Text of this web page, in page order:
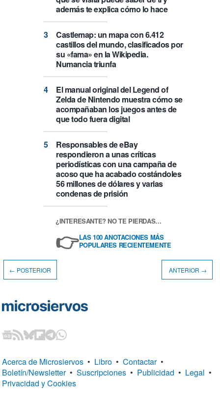
además te explica cómo lo hace
Castlemap: un mapa con 6.412
castillos del mundo, clasificados por
su «fama» en la Wikipedia.
Numancia triunfa
El manual original del Legend of
Zelda de Nintendo muestra cómo se
acompañaban los juegos antes de
que todo fuera digital
Responsables de eBay
respondieron a unas críticas
periodísticas con una campaña de
acoso que ha acabado costándoles
56 millones de dólares y varias
condenas de prisión
¿INTERESANTE? NO TE PIERDAS…
👉LAS 100 ANOTACIONES MÁS
POPULARES RECIENTEMENTE
← POSTERIOR ANTERIOR →
Acerca de Microsiervos • Libro • Contactar •
Boletín/Newsletter • Suscripciones • Publicidad • Legal •
Privacidad y Cookies